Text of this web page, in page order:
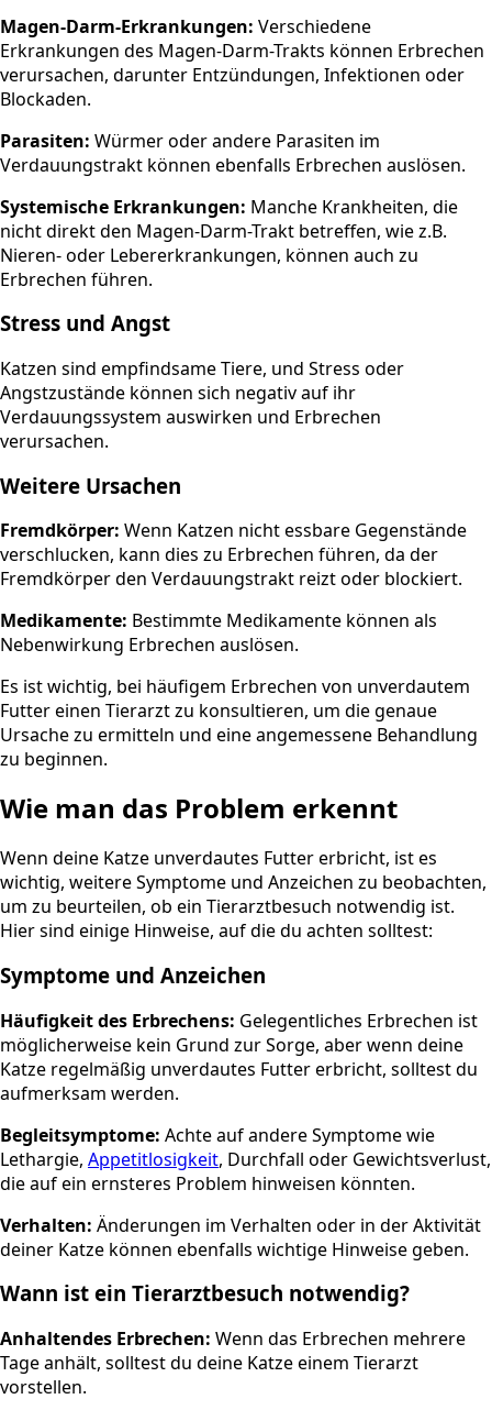
Magen-Darm-Erkrankungen: Verschiedene
Erkrankungen des Magen-Darm-Trakts können Erbrechen
verursachen, darunter Entzündungen, Infektionen oder
Blockaden.
Parasiten: Würmer oder andere Parasiten im
Verdauungstrakt können ebenfalls Erbrechen auslösen.
Systemische Erkrankungen: Manche Krankheiten, die
nicht direkt den Magen-Darm-Trakt betreffen, wie z.B.
Nieren- oder Lebererkrankungen, können auch zu
Erbrechen führen.
Stress und Angst
Katzen sind empfindsame Tiere, und Stress oder
Angstzustände können sich negativ auf ihr
Verdauungssystem auswirken und Erbrechen
verursachen.
Weitere Ursachen
Fremdkörper: Wenn Katzen nicht essbare Gegenstände
verschlucken, kann dies zu Erbrechen führen, da der
Fremdkörper den Verdauungstrakt reizt oder blockiert.
Medikamente: Bestimmte Medikamente können als
Nebenwirkung Erbrechen auslösen.
Es ist wichtig, bei häufigem Erbrechen von unverdautem
Futter einen Tierarzt zu konsultieren, um die genaue
Ursache zu ermitteln und eine angemessene Behandlung
zu beginnen.
Wie man das Problem erkennt
Wenn deine Katze unverdautes Futter erbricht, ist es
wichtig, weitere Symptome und Anzeichen zu beobachten,
um zu beurteilen, ob ein Tierarztbesuch notwendig ist.
Hier sind einige Hinweise, auf die du achten solltest:
Symptome und Anzeichen
Häufigkeit des Erbrechens: Gelegentliches Erbrechen ist
möglicherweise kein Grund zur Sorge, aber wenn deine
Katze regelmäßig unverdautes Futter erbricht, solltest du
aufmerksam werden.
Begleitsymptome: Achte auf andere Symptome wie
Lethargie, Appetitlosigkeit, Durchfall oder Gewichtsverlust,
die auf ein ernsteres Problem hinweisen könnten.
Verhalten: Änderungen im Verhalten oder in der Aktivität
deiner Katze können ebenfalls wichtige Hinweise geben.
Wann ist ein Tierarztbesuch notwendig?
Anhaltendes Erbrechen: Wenn das Erbrechen mehrere
Tage anhält, solltest du deine Katze einem Tierarzt
vorstellen.